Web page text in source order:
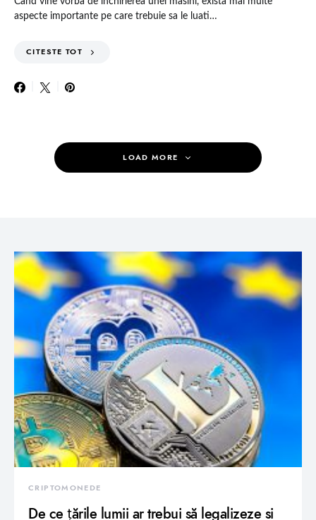
aspecte importante pe care trebuie sa le luati…
CITESTE TOT
LOAD MORE
CRIPTOMONEDE
De ce țările lumii ar trebui să legalizeze si